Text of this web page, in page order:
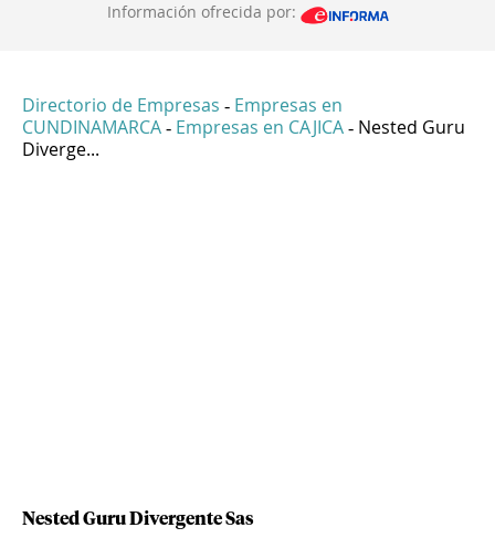
Información ofrecida por:
Directorio de Empresas - Empresas en
CUNDINAMARCA - Empresas en CAJICA - Nested Guru
Diverge...
Nested Guru Divergente Sas